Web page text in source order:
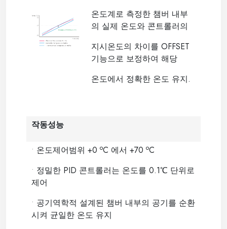
온도계로 측정한 챔버 내부
의 실제 온도와 콘트롤러의
지시온도의 차이를 OFFSET
기능으로 보정하여 해당
온도에서 정확한 온도 유지.
작동성능
• 온도제어범위 +0 oC 에서 +70 oC
• 정밀한 PID 콘트롤러는 온도를 0.1℃ 단위로
제어
• 공기역학적 설계된 챔버 내부의 공기를 순환
시켜 균일한 온도 유지